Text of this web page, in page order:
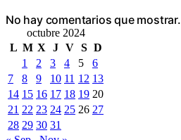
No hay comentarios que mostrar.
octubre 2024
L M X J V S D
1
2 3 4 5
6
7
8 9 10 11 12 13
14 15 16 17 18 19 20
21 22 23 24 25 26 27
28 29 30 31